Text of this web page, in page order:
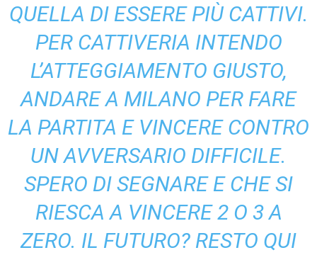
QUELLA DI ESSERE PIÙ CATTIVI.
PER CATTIVERIA INTENDO
L’ATTEGGIAMENTO GIUSTO,
ANDARE A MILANO PER FARE
LA PARTITA E VINCERE CONTRO
UN AVVERSARIO DIFFICILE.
SPERO DI SEGNARE E CHE SI
RIESCA A VINCERE 2 O 3 A
ZERO. IL FUTURO? RESTO QUI